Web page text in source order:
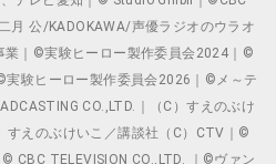
月 公/KADOKAWA/声優ラジオのウラオ
業｜©実験ヒーロー製作委員会2024｜©
験ヒーロー製作委員会2026｜©メ～テ
CO.,LTD.｜（C）すえのぶけ
すえのぶけいこ／講談社（C）CTV｜©
CBC TELEVISION CO.,LTD. ｜©ヴァン